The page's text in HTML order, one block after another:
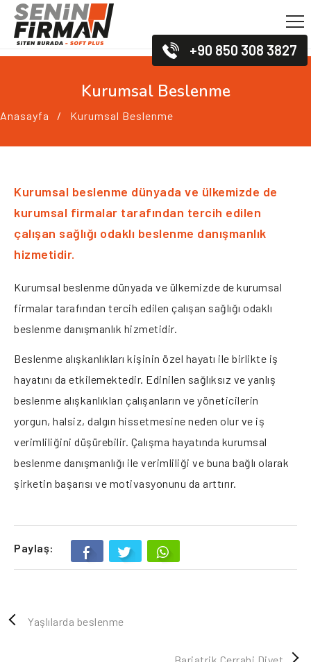
+90 850 308 3827
Kurumsal Beslenme
Anasayfa Kurumsal Beslenme
Kurumsal beslenme dünyada ve ülkemizde de
kurumsal firmalar tarafından tercih edilen
çalışan sağlığı odaklı beslenme danışmanlık
hizmetidir.
Kurumsal beslenme dünyada ve ülkemizde de kurumsal
firmalar tarafından tercih edilen çalışan sağlığı odaklı
beslenme danışmanlık hizmetidir.
Beslenme alışkanlıkları kişinin özel hayatı ile birlikte iş
hayatını da etkilemektedir. Edinilen sağlıksız ve yanlış
beslenme alışkanlıkları çalışanların ve yöneticilerin
yorgun, halsiz, dalgın hissetmesine neden olur ve iş
verimliliğini düşürebilir. Çalışma hayatında kurumsal
beslenme danışmanlığı ile verimliliği ve buna bağlı olarak
şirketin başarısı ve motivasyonunu da arttırır.
Paylaş:
Yaşlılarda beslenme